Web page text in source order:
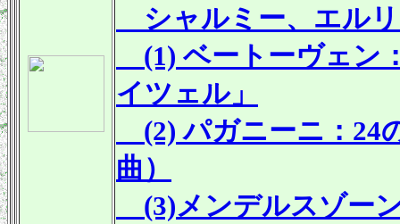
シャルミー、エル
(1) ベートーヴェン
イツェル」
(2) パガニーニ：24
曲）
(3)メンデルスゾー